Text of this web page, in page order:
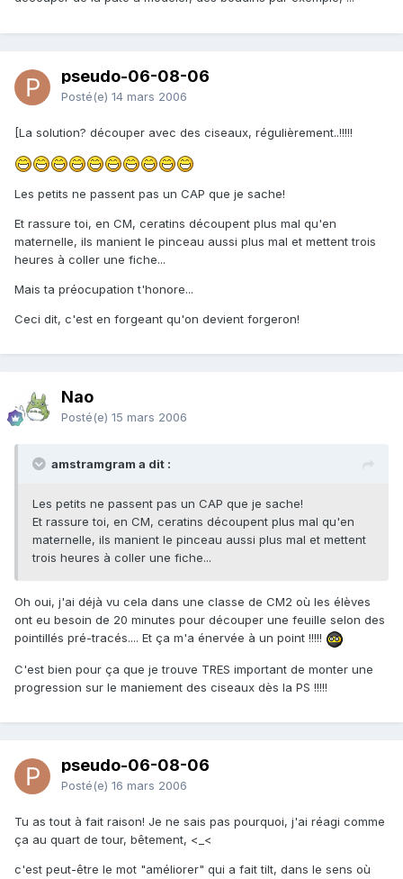
pseudo-06-08-06
Posté(e) 14 mars 2006
[La solution? découper avec des ciseaux, régulièrement..!!!!!
Les petits ne passent pas un CAP que je sache!
Et rassure toi, en CM, ceratins découpent plus mal qu'en
maternelle, ils manient le pinceau aussi plus mal et mettent trois
heures à coller une fiche...
Mais ta préocupation t'honore...
Ceci dit, c'est en forgeant qu'on devient forgeron!
Nao
Posté(e) 15 mars 2006
amstramgram a dit :
Les petits ne passent pas un CAP que je sache!
Et rassure toi, en CM, ceratins découpent plus mal qu'en
maternelle, ils manient le pinceau aussi plus mal et mettent
trois heures à coller une fiche...
Oh oui, j'ai déjà vu cela dans une classe de CM2 où les élèves
ont eu besoin de 20 minutes pour découper une feuille selon des
pointillés pré-tracés.... Et ça m'a énervée à un point !!!!!
C'est bien pour ça que je trouve TRES important de monter une
progression sur le maniement des ciseaux dès la PS !!!!!
pseudo-06-08-06
Posté(e) 16 mars 2006
Tu as tout à fait raison! Je ne sais pas pourquoi, j'ai réagi comme
ça au quart de tour, bêtement, <_<
c'est peut-être le mot "améliorer" qui a fait tilt, dans le sens où